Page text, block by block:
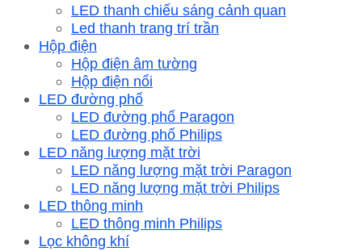
LED thanh chiếu sáng cảnh quan
Led thanh trang trí trần
Hộp điện
Hộp điện âm tường
Hộp điện nổi
LED đường phố
LED đường phố Paragon
LED đường phố Philips
LED năng lượng mặt trời
LED năng lượng mặt trời Paragon
LED năng lượng mặt trời Philips
LED thông minh
LED thông minh Philips
Lọc không khí